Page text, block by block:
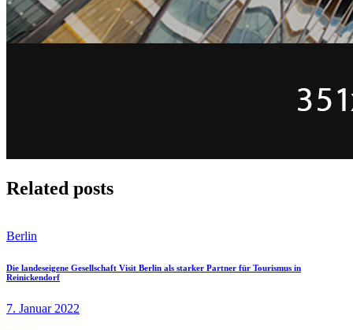
Related posts
Berlin
Die landeseigene Gesellschaft Visit Berlin als starker Partner für Tourismus in
Reinickendorf
7. Januar 2022